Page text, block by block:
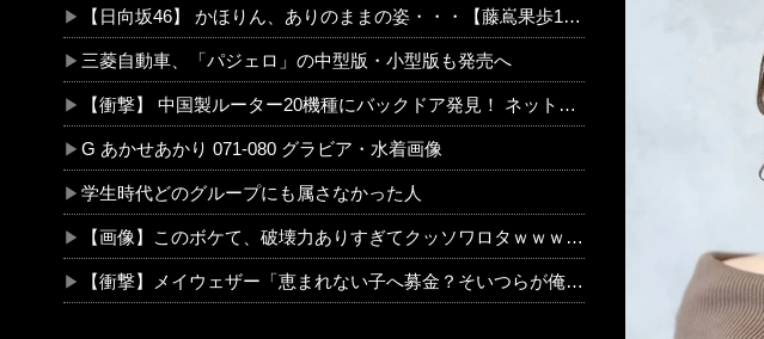
【日向坂46】 かほりん、ありのままの姿・・・【藤嶌果歩1st写真集】
三菱自動車、「パジェロ」の中型版・小型版も発売へ
【衝撃】 中国製ルーター20機種にバックドア発見！ ネットに繋ぐだけで35秒ごとに中国のサーバーと通信
G あかせあかり 071-080 グラビア・水着画像
学生時代どのグループにも属さなかった人
【画像】このボケて、破壊力ありすぎてクッソワロタｗｗｗｗｗｗｗｗｗ
【衝撃】メイウェザー「恵まれない子へ募金？そいつらが俺に何かしてくれたのか・・・・・・？」⇒！！！